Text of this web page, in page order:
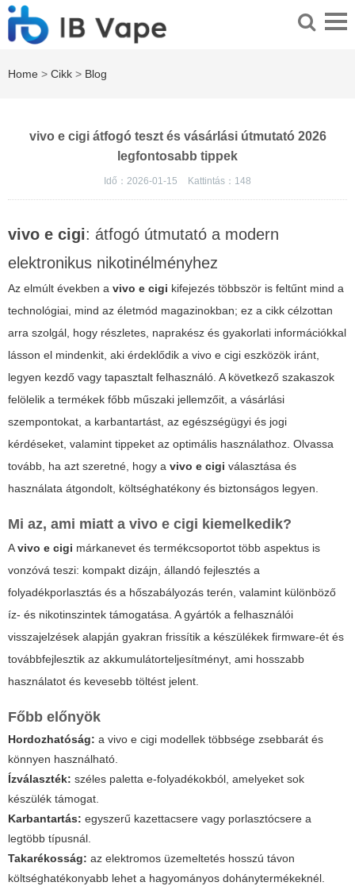
Home > Cikk > Blog
vivo e cigi átfogó teszt és vásárlási útmutató 2026
legfontosabb tippek
Idő：2026-01-15 Kattintás： 148
vivo e cigi: átfogó útmutató a modern
elektronikus nikotinélményhez
Az elmúlt években a vivo e cigi kifejezés többször is feltűnt mind a
technológiai, mind az életmód magazinokban; ez a cikk célzottan
arra szolgál, hogy részletes, naprakész és gyakorlati információkkal
lásson el mindenkit, aki érdeklődik a vivo e cigi eszközök iránt,
legyen kezdő vagy tapasztalt felhasználó. A következő szakaszok
felölelik a termékek főbb műszaki jellemzőit, a vásárlási
szempontokat, a karbantartást, az egészségügyi és jogi
kérdéseket, valamint tippeket az optimális használathoz. Olvassa
tovább, ha azt szeretné, hogy a vivo e cigi választása és
használata átgondolt, költséghatékony és biztonságos legyen.
Mi az, ami miatt a vivo e cigi kiemelkedik?
Avivo e cigi márkanevet és termékcsoportot több aspektus is
vonzóvá teszi: kompakt dizájn, állandó fejlesztés a
folyadékporlasztás és a hőszabályozás terén, valamint különböző
íz- és nikotinszintek támogatása. A gyártók a felhasználói
visszajelzések alapján gyakran frissítik a készülékek firmware-ét és
továbbfejlesztik az akkumulátorteljesítményt, ami hosszabb
használatot és kevesebb töltést jelent.
Főbb előnyök
Hordozhatóság: a vivo e cigi modellek többsége zsebbarát és
könnyen használható.
Ízválaszték: széles paletta e-folyadékokból, amelyeket sok
készülék támogat.
Karbantartás: egyszerű kazettacsere vagy porlasztócsere a
legtöbb típusnál.
Takarékosság: az elektromos üzemeltetés hosszú távon
költséghatékonyabb lehet a hagyományos dohánytermékeknél.